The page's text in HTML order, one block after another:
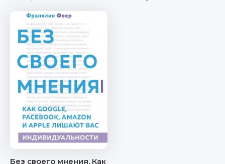
Без своего мнения. Как